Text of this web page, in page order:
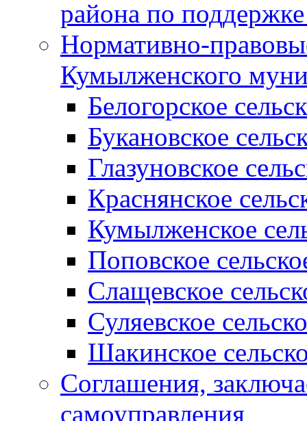
района по
Нормативно-
Кумылженского
Белогорское
Букановское
Глазуновское
Краснянское
Кумылженское
Поповское
Слащевское
Суляевское
Шакинское
Соглашения,
самоуправления